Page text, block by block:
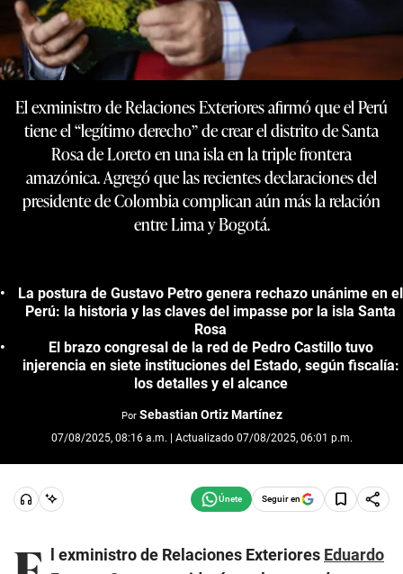
El exministro de Relaciones Exteriores afirmó que el Perú
tiene el “legítimo derecho” de crear el distrito de Santa
Rosa de Loreto en una isla en la triple frontera
amazónica. Agregó que las recientes declaraciones del
presidente de Colombia complican aún más la relación
entre Lima y Bogotá.
La postura de Gustavo Petro genera rechazo unánime en el
Perú: la historia y las claves del impasse por la isla Santa
Rosa
El brazo congresal de la red de Pedro Castillo tuvo
injerencia en siete instituciones del Estado, según fiscalía:
los detalles y el alcance
Por Sebastian Ortiz Martínez
07/08/2025, 08:16 a.m. | Actualizado 07/08/2025, 06:01 p.m.
Seguir en
l exministro de Relaciones Exteriores Eduardo